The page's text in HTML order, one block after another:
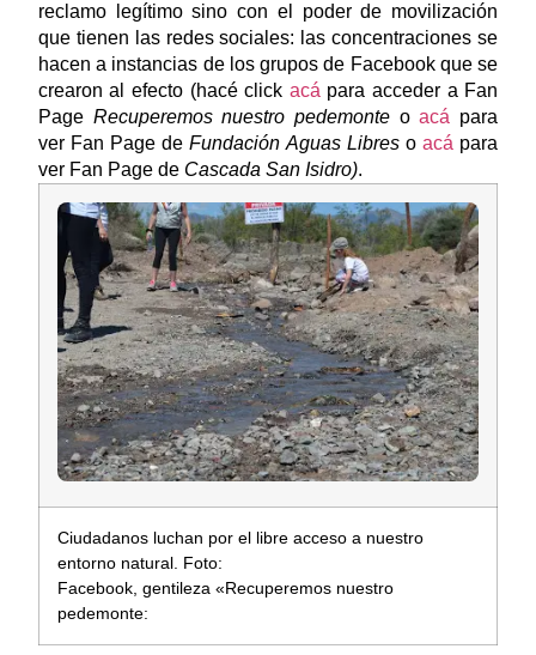
reclamo legítimo sino con el poder de movilización
que tienen las redes sociales: las concentraciones se
hacen a instancias de los grupos de Facebook que se
crearon al efecto (hacé click acá para acceder a Fan
Page Recuperemos nuestro pedemonte oacá para
ver Fan Page deFundación Aguas Libres o acá para
ver Fan Page de Cascada San Isidro).
Ciudadanos luchan por el libre acceso a nuestro
entorno natural. Foto:
Facebook, gentileza «Recuperemos nuestro
pedemonte: